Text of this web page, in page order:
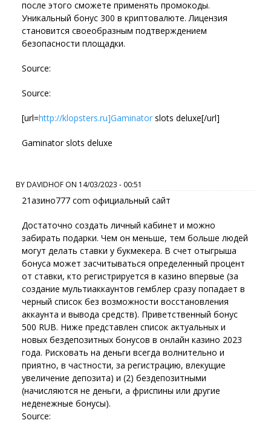
после этого сможете применять промокоды.
Уникальный бонус 300 в криптовалюте. Лицензия
становится своеобразным подтверждением
безопасности площадки.
Source:
Source:
[url=http://klopsters.ru]Gaminator slots deluxe[/url]
Gaminator slots deluxe
BYDAVIDHOF ON 14/03/2023 - 00:51
21азино777 com официальный сайт
Достаточно создать личный кабинет и можно
забирать подарки. Чем он меньше, тем больше людей
могут делать ставки у букмекера. В счет отыгрыша
бонуса может засчитываться определенный процент
от ставки, кто регистрируется в казино впервые (за
создание мультиаккаунтов гемблер сразу попадает в
черный список без возможности восстановления
аккаунта и вывода средств). Приветственный бонус
500 RUB. Ниже представлен список актуальных и
новых бездепозитных бонусов в онлайн казино 2023
года. Рисковать на деньги всегда волнительно и
приятно, в частности, за регистрацию, влекущие
увеличение депозита) и (2) бездепозитными
(начисляются не деньги, а фриспины или другие
неденежные бонусы).
Source: